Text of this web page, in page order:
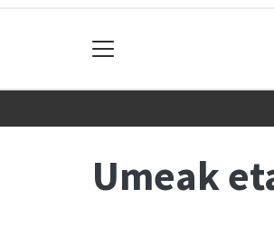
Umeak